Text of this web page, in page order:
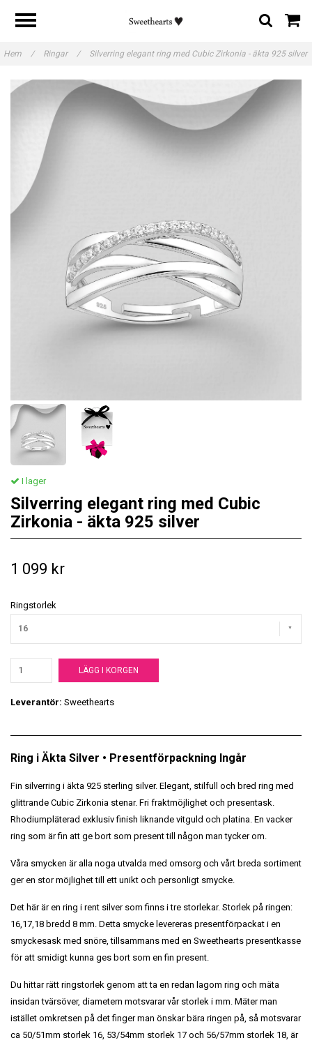
Hem / Ringar / Silverring elegant ring med Cubic Zirkonia - äkta 925 silver
I lager
Silverring elegant ring med Cubic
Zirkonia - äkta 925 silver
1 099 kr
Ringstorlek
16
LÄGG I KORGEN
Leverantör: Sweethearts
Ring i Äkta Silver • Presentförpackning Ingår
Fin silverring i äkta 925 sterling silver. Elegant, stilfull och bred ring med
glittrande Cubic Zirkonia stenar. Fri fraktmöjlighet och presentask.
Rhodiumpläterad exklusiv finish liknande vitguld och platina. En vacker
ring som är fin att ge bort som present till någon man tycker om.
Våra smycken är alla noga utvalda med omsorg och vårt breda sortiment
ger en stor möjlighet till ett unikt och personligt smycke.
Det här är en ring i rent silver som finns i tre storlekar. Storlek på ringen:
16,17,18 bredd 8 mm. Detta smycke levereras presentförpackat i en
smyckesask med snöre, tillsammans med en Sweethearts presentkasse
för att smidigt kunna ges bort som en fin present.
Du hittar rätt ringstorlek genom att ta en redan lagom ring och mäta
insidan tvärsöver, diametern motsvarar vår storlek i mm. Mäter man
istället omkretsen på det finger man önskar bära ringen på, så motsvarar
ca 50/51mm storlek 16, 53/54mm storlek 17 och 56/57mm storlek 18, är